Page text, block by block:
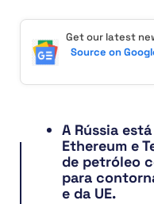
Get our latest
Source on
A Rússia
Ethereum e
de petróleo
para
e da UE.